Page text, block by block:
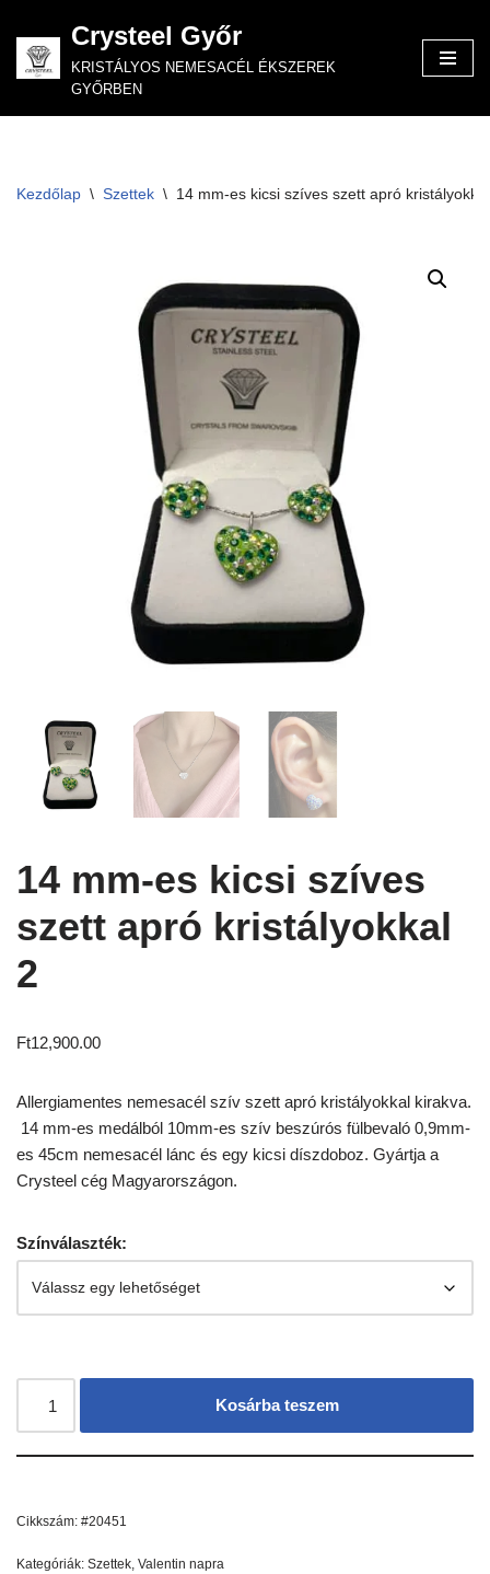
Skip
to
Crysteel Győr
KRISTÁLYOS NEMESACÉL ÉKSZEREK
GYŐRBEN
Kezdőlap \ Szettek \ 14 mm-es kicsi szíves szett apró
14 mm-es kicsi szíves
szett apró kristályokkal
2
Ft12,900.00
Allergiamentes nemesacél szív szett apró kristályokkal kirakva.
14 mm-es medálból 10mm-es szív beszúrós fülbevaló 0,9mm-
es 45cm nemesacél lánc és egy kicsi díszdoboz. Gyártja a
Crysteel cég Magyarországon.
Színválaszték:
Kosárba teszem
Cikkszám: #20451
Kategóriák: Szettek, Valentin napra